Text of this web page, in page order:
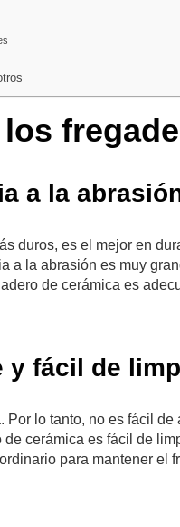
a la
duros, es el mejor en
a la abrasión es muy
de cerámica es
y fácil de
Por lo tanto, no es fácil
de cerámica es fácil de
para mantener el